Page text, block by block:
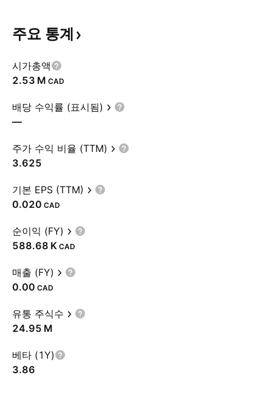
주요 통계
시가총액
‪2.53 M‬ CAD
배당 수익률 (표시됨)
—
주가 수익 비율 (TTM)
3.625
기본 EPS (TTM)
0.020 CAD
순이익 (FY)
‪588.68 K‬ CAD
매출 (FY)
0.00 CAD
유통 주식수
‪24.95 M‬
베타 (1Y)
3.86